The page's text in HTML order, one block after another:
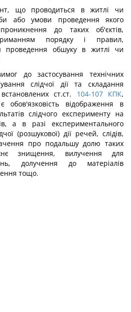
що проводиться в житлі чи
або умови проведення якого
до таких об'єктів,
порядку і правил,
проведення обшуку в житлі чи
до застосування технічних
слідчої дії та складання
ст.ст. 104-107 КПК,
відображення в
слідчого експерименту на
а в разі експериментального
(розшукової) дії речей, слідів,
про подальшу долю таких
знищення, вилучення для
долучення до матеріалів
тощо.